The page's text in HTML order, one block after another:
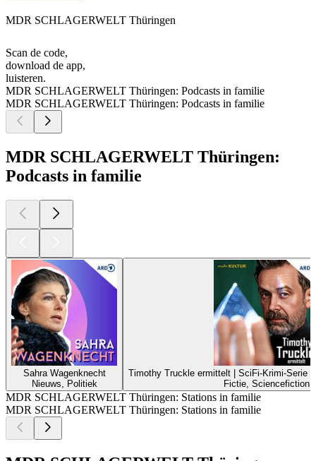
MDR SCHLAGERWELT Thüringen
Scan de code,
download de app,
luisteren.
MDR SCHLAGERWELT Thüringen: Podcasts in familie
MDR SCHLAGERWELT Thüringen: Podcasts in familie
MDR SCHLAGERWELT Thüringen:
Podcasts in familie
Sahra Wagenknecht
Nieuws, Politiek
Timothy Truckle ermittelt | SciFi-Krimi-Serie
Fictie, Sciencefiction
MDR SCHLAGERWELT Thüringen: Stations in familie
MDR SCHLAGERWELT Thüringen: Stations in familie